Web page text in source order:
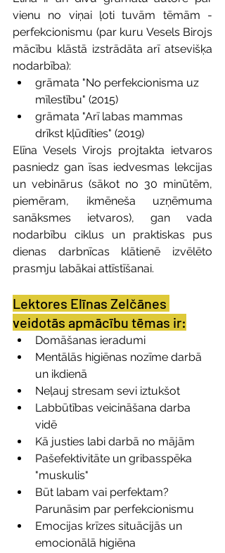
vienu no viņai ļoti tuvām tēmām -
perfekcionismu (par kuru Vesels Birojs
mācību klāstā izstrādāta arī atsevišķa
nodarbība):
grāmata "No perfekcionisma uz
mīlestību" (2015)
grāmata "Arī labas mammas
drīkst kļūdīties" (2019)
Elīna Vesels Virojs projtakta ietvaros
pasniedz gan īsas iedvesmas lekcijas
un vebinārus (sākot no 30 minūtēm,
piemēram, ikmēneša uzņēmuma
sanāksmes ietvaros), gan vada
nodarbību ciklus un praktiskas pus
dienas darbnīcas klātienē izvēlēto
prasmju labākai attīstīšanai.
Lektores Elīnas Zelčānes
veidotās apmācību tēmas ir:
Domāšanas ieradumi
Mentālās higiēnas nozīme darbā
un ikdienā
Neļauj stresam sevi iztukšot
Labbūtības veicināšana darba
vidē
Kā justies labi darbā no mājām
Pašefektivitāte un gribasspēka
"muskulis"
Būt labam vai perfektam?
Parunāsim par perfekcionismu
Emocijas krīzes situācijās un
emocionālā higiēna